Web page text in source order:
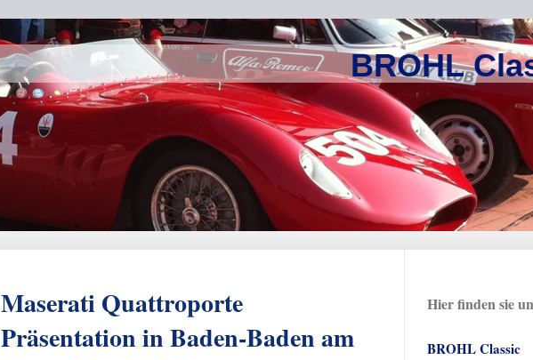
BROHL
Maserati Quattroporte
Präsentation in Baden-Baden am
Hier finden sie
BROHL Classic